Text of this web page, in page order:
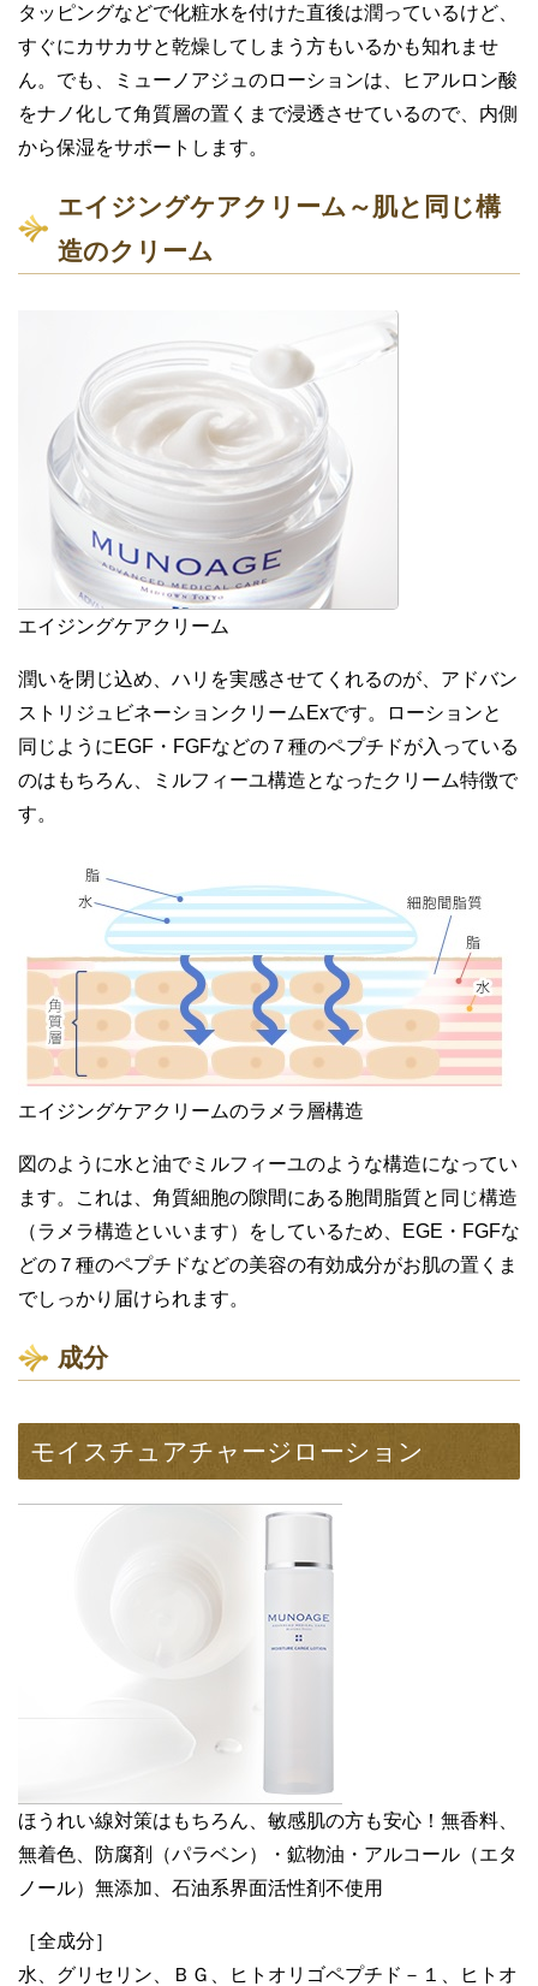
タッピングなどで化粧水を付けた直後は潤っているけど、
すぐにカサカサと乾燥してしまう方もいるかも知れませ
ん。でも、ミューノアジュのローションは、ヒアルロン酸
をナノ化して角質層の置くまで浸透させているので、内側
から保湿をサポートします。
エイジングケアクリーム～肌と同じ構
造のクリーム
エイジングケアクリーム
潤いを閉じ込め、ハリを実感させてくれるのが、アドバン
ストリジュビネーションクリームExです。ローションと
同じようにEGF・FGFなどの７種のペプチドが入っている
のはもちろん、ミルフィーユ構造となったクリーム特徴で
す。
エイジングケアクリームのラメラ層構造
図のように水と油でミルフィーユのような構造になってい
ます。これは、角質細胞の隙間にある胞間脂質と同じ構造
（ラメラ構造といいます）をしているため、EGE・FGFな
どの７種のペプチドなどの美容の有効成分がお肌の置くま
でしっかり届けられます。
成分
モイスチュアチャージローション
ほうれい線対策はもちろん、敏感肌の方も安心！無香料、
無着色、防腐剤（パラベン）・鉱物油・アルコール（エタ
ノール）無添加、石油系界面活性剤不使用
［全成分］
水、グリセリン、ＢＧ、ヒトオリゴペプチド－１、ヒトオ